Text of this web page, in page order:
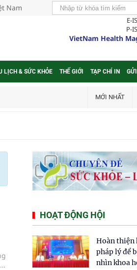
Nam
E-
P-
VietNam Health
LỊCH & SỨC KHỎE THẾ GIỚI TẠP CHÍ IN
MỚI NHẤT
HOẠT ĐỘNG HỘI
Hoàn thiện
pháp lý để
nhìn khoa